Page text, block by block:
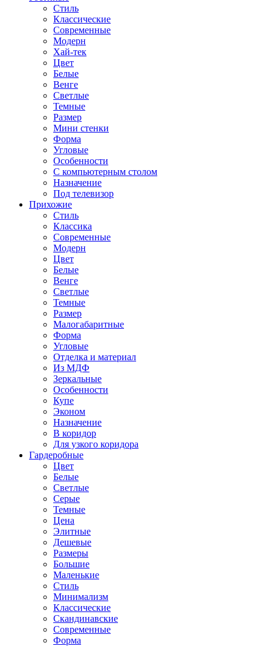
Стиль
Классические
Современные
Модерн
Хай-тек
Цвет
Белые
Венге
Светлые
Темные
Размер
Мини стенки
Форма
Угловые
Особенности
С компьютерным столом
Назначение
Под телевизор
Прихожие
Стиль
Классика
Современные
Модерн
Цвет
Белые
Венге
Светлые
Темные
Размер
Малогабаритные
Форма
Угловые
Отделка и материал
Из МДФ
Зеркальные
Особенности
Купе
Эконом
Назначение
В коридор
Для узкого коридора
Гардеробные
Цвет
Белые
Светлые
Серые
Темные
Цена
Элитные
Дешевые
Размеры
Большие
Маленькие
Стиль
Минимализм
Классические
Скандинавские
Современные
Форма